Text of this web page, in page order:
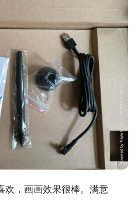
欢，画画效果很棒。满意